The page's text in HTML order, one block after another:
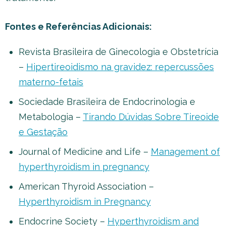
Fontes e Referências Adicionais:
Revista Brasileira de Ginecologia e Obstetrícia
– Hipertireoidismo na gravidez: repercussões
materno-fetais
Sociedade Brasileira de Endocrinologia e
Metabologia – Tirando Dúvidas Sobre Tireoide
e Gestação
Journal of Medicine and Life – Management of
hyperthyroidism in pregnancy
American Thyroid Association –
Hyperthyroidism in Pregnancy
Endocrine Society – Hyperthyroidism and